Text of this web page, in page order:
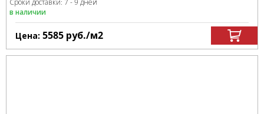
Сроки доставки: 7 - 9 дней
в наличии
Цена: 5585 руб./м2